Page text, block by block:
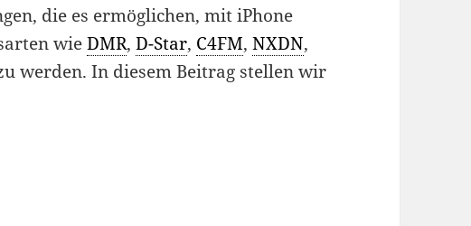
die es ermöglichen, mit iPhone
wieDMR,D-Star, C4FM,NXDN,
werden. In diesem Beitrag stellen wir